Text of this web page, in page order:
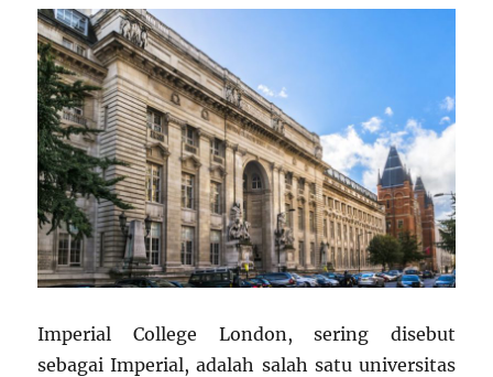
Imperial College London, sering disebut
sebagai Imperial, adalah salah satu universitas